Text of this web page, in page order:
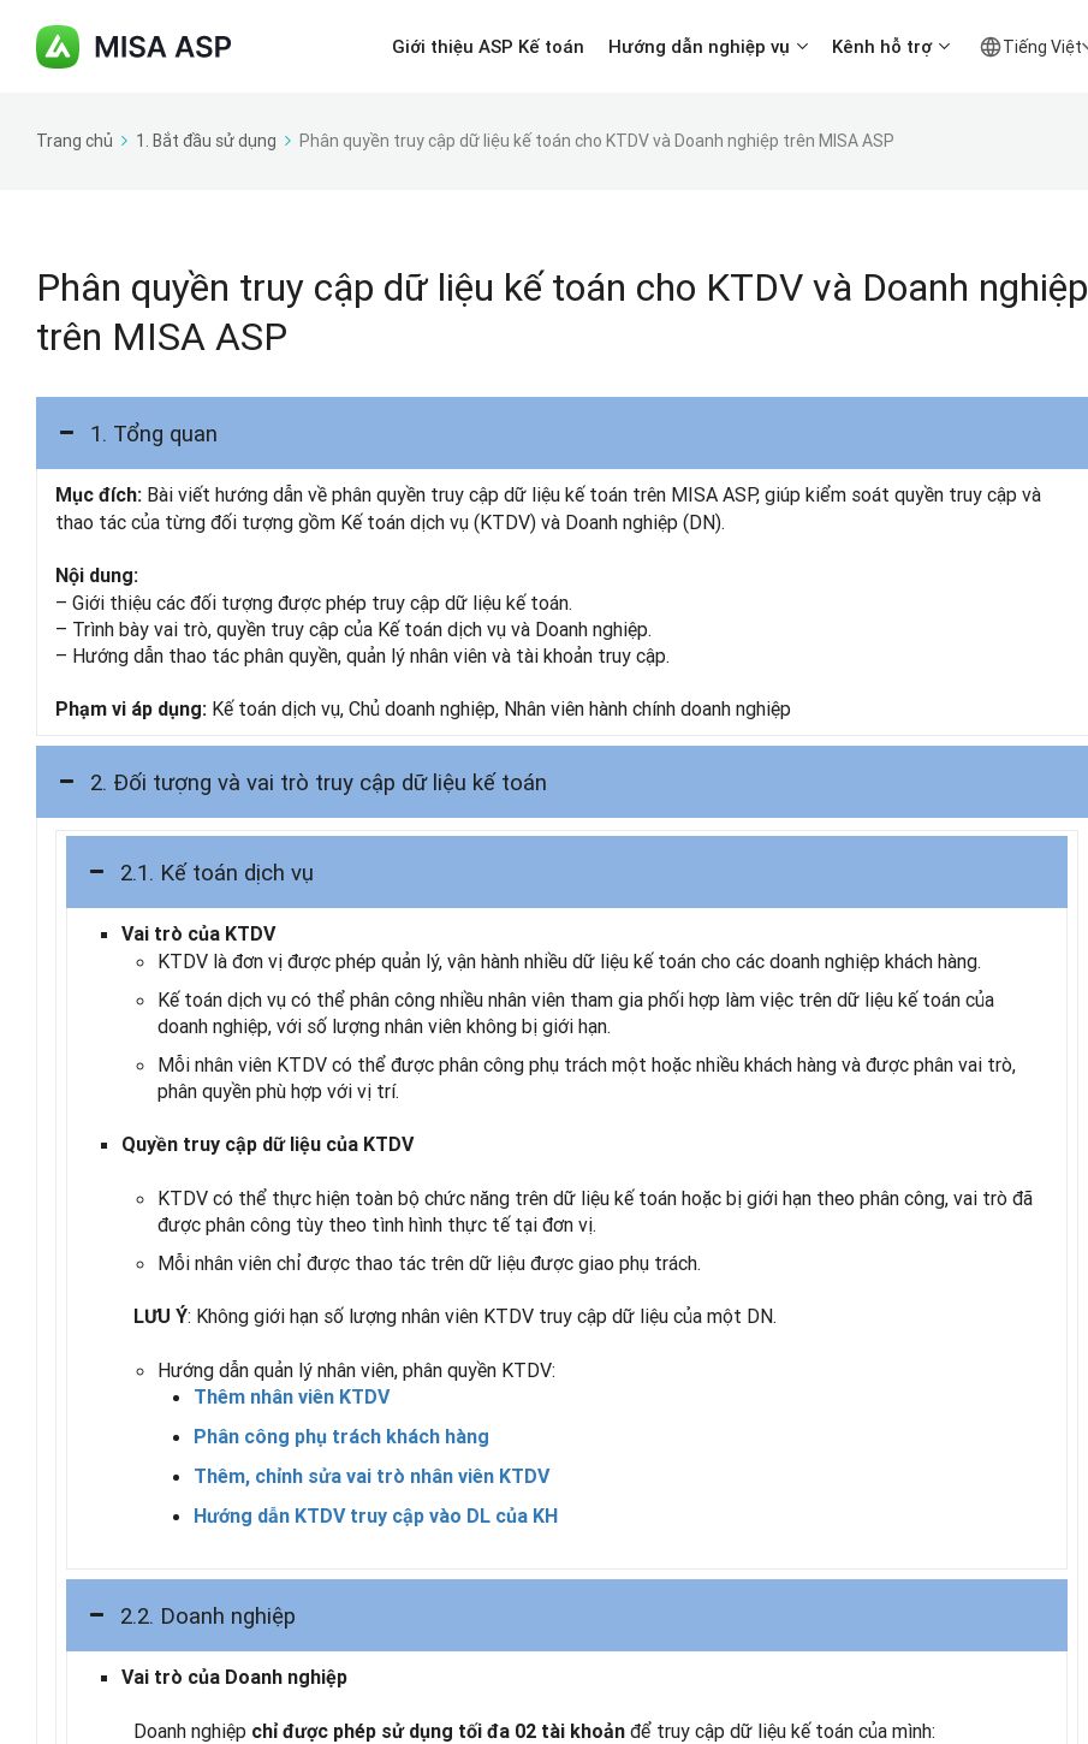
Giới thiệu ASP Kế toán Hướng dẫn nghiệp vụ Kênh hỗ trợ Tiếng Việt
Trang chủ 1. Bắt đầu sử dụng Phân quyền truy cập dữ liệu kế toán cho KTDV và Doanh nghiệp trên MISA ASP
Phân quyền truy cập dữ liệu kế toán cho KTDV và Doanh nghiệp
trên MISA ASP
1. Tổng quan
Mục đích: Bài viết hướng dẫn về phân quyền truy cập dữ liệu kế toán trên MISA ASP, giúp kiểm soát quyền truy cập và
thao tác của từng đối tượng gồm Kế toán dịch vụ (KTDV) và Doanh nghiệp (DN).
Nội dung:
– Giới thiệu các đối tượng được phép truy cập dữ liệu kế toán.
– Trình bày vai trò, quyền truy cập của Kế toán dịch vụ và Doanh nghiệp.
– Hướng dẫn thao tác phân quyền, quản lý nhân viên và tài khoản truy cập.
Phạm vi áp dụng: Kế toán dịch vụ, Chủ doanh nghiệp, Nhân viên hành chính doanh nghiệp
2. Đối tượng và vai trò truy cập dữ liệu kế toán
2.1. Kế toán dịch vụ
Vai trò của KTDV
KTDV là đơn vị được phép quản lý, vận hành nhiều dữ liệu kế toán cho các doanh nghiệp khách hàng.
Kế toán dịch vụ có thể phân công nhiều nhân viên tham gia phối hợp làm việc trên dữ liệu kế toán của
doanh nghiệp, với số lượng nhân viên không bị giới hạn.
Mỗi nhân viên KTDV có thể được phân công phụ trách một hoặc nhiều khách hàng và được phân vai trò,
phân quyền phù hợp với vị trí.
Quyền truy cập dữ liệu của KTDV
KTDV có thể thực hiện toàn bộ chức năng trên dữ liệu kế toán hoặc bị giới hạn theo phân công, vai trò đã
được phân công tùy theo tình hình thực tế tại đơn vị.
Mỗi nhân viên chỉ được thao tác trên dữ liệu được giao phụ trách.
LƯU Ý: Không giới hạn số lượng nhân viên KTDV truy cập dữ liệu của một DN.
Hướng dẫn quản lý nhân viên, phân quyền KTDV:
Thêm nhân viên KTDV
Phân công phụ trách khách hàng
Thêm, chỉnh sửa vai trò nhân viên KTDV
Hướng dẫn KTDV truy cập vào DL của KH
2.2. Doanh nghiệp
Vai trò của Doanh nghiệp
Doanh nghiệp chỉ được phép sử dụng tối đa 02 tài khoản để truy cập dữ liệu kế toán của mình: